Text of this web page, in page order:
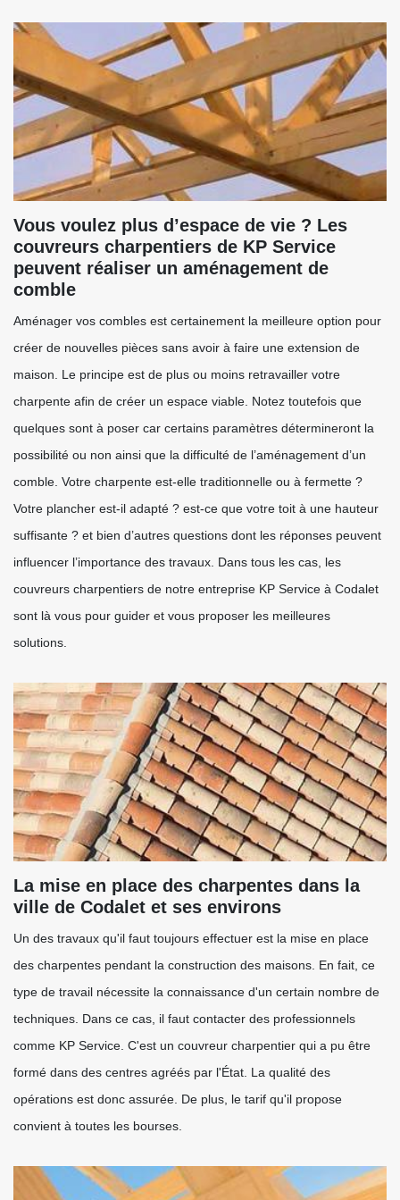
Vous voulez plus d’espace de vie ? Les
couvreurs charpentiers de KP Service
peuvent réaliser un aménagement de
comble
Aménager vos combles est certainement la meilleure option pour
créer de nouvelles pièces sans avoir à faire une extension de
maison. Le principe est de plus ou moins retravailler votre
charpente afin de créer un espace viable. Notez toutefois que
quelques sont à poser car certains paramètres détermineront la
possibilité ou non ainsi que la difficulté de l’aménagement d’un
comble. Votre charpente est-elle traditionnelle ou à fermette ?
Votre plancher est-il adapté ? est-ce que votre toit à une hauteur
suffisante ? et bien d’autres questions dont les réponses peuvent
influencer l’importance des travaux. Dans tous les cas, les
couvreurs charpentiers de notre entreprise KP Service à Codalet
sont là vous pour guider et vous proposer les meilleures
solutions.
La mise en place des charpentes dans la
ville de Codalet et ses environs
Un des travaux qu'il faut toujours effectuer est la mise en place
des charpentes pendant la construction des maisons. En fait, ce
type de travail nécessite la connaissance d'un certain nombre de
techniques. Dans ce cas, il faut contacter des professionnels
comme KP Service. C'est un couvreur charpentier qui a pu être
formé dans des centres agréés par l'État. La qualité des
opérations est donc assurée. De plus, le tarif qu'il propose
convient à toutes les bourses.